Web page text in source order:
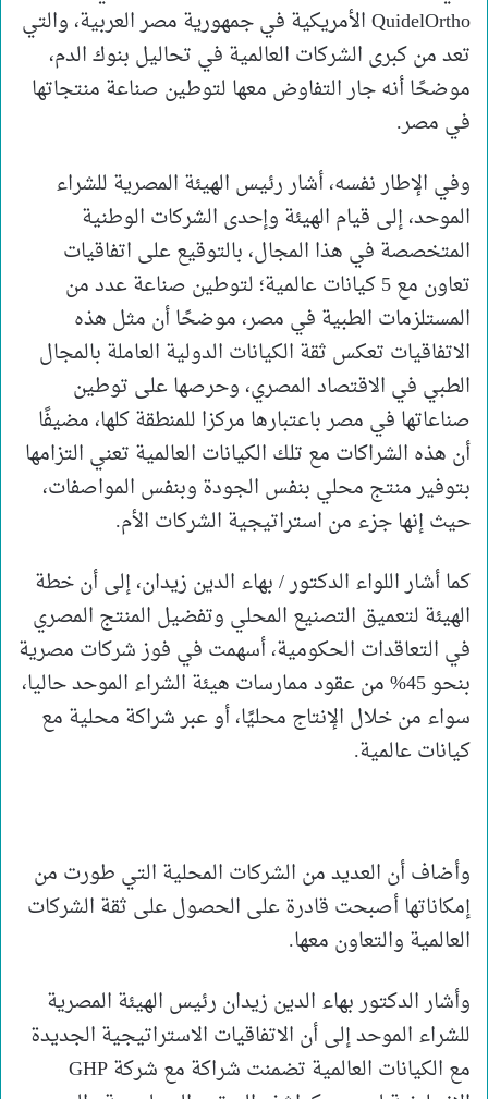
QuidelOrtho الأمريكية في جمهورية مصر العربية، والتي
تعد من كبرى الشركات العالمية في تحاليل بنوك الدم،
موضحًا أنه جار التفاوض معها لتوطين صناعة منتجاتها
في مصر.
وفي الإطار نفسه، أشار رئيس الهيئة المصرية للشراء
الموحد، إلى قيام الهيئة وإحدى الشركات الوطنية
المتخصصة في هذا المجال، بالتوقيع على اتفاقيات
تعاون مع 5 كيانات عالمية؛ لتوطين صناعة عدد من
المستلزمات الطبية في مصر، موضحًا أن مثل هذه
الاتفاقيات تعكس ثقة الكيانات الدولية العاملة بالمجال
الطبي في الاقتصاد المصري، وحرصها على توطين
صناعاتها في مصر باعتبارها مركزا للمنطقة كلها، مضيفًا
أن هذه الشراكات مع تلك الكيانات العالمية تعني التزامها
بتوفير منتج محلي بنفس الجودة وبنفس المواصفات،
حيث إنها جزء من استراتيجية الشركات الأم.
كما أشار اللواء الدكتور / بهاء الدين زيدان، إلى أن خطة
الهيئة لتعميق التصنيع المحلي وتفضيل المنتج المصري
في التعاقدات الحكومية، أسهمت في فوز شركات مصرية
بنحو 45% من عقود ممارسات هيئة الشراء الموحد حاليا،
سواء من خلال الإنتاج محليًا، أو عبر شراكة محلية مع
كيانات عالمية.
وأضاف أن العديد من الشركات المحلية التي طورت من
إمكاناتها أصبحت قادرة على الحصول على ثقة الشركات
العالمية والتعاون معها.
وأشار الدكتور بهاء الدين زيدان رئيس الهيئة المصرية
للشراء الموحد إلى أن الاتفاقيات الاستراتيجية الجديدة
مع الكيانات العالمية تضمنت شراكة مع شركة GHP